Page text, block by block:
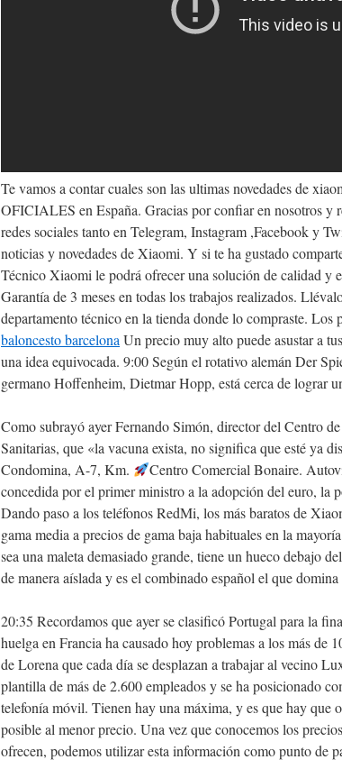
Te vamos a contar cuales son las ultimas novedades de
OFICIALES en España. Gracias por confiar en nosotros y
redes sociales tanto en Telegram, Instagram ,Facebook y
noticias y novedades de Xiaomi. Y si te ha gustado
Técnico Xiaomi le podrá ofrecer una solución de calidad y
Garantía de 3 meses en todas los trabajos realizados.
departamento técnico en la tienda donde lo compraste.
baloncesto barcelona Un precio muy alto puede asustar a
una idea equivocada. 9:00 Según el rotativo alemán Der
germano Hoffenheim, Dietmar Hopp, está cerca de lograr
Como subrayó ayer Fernando Simón, director del Centro
Sanitarias, que «la vacuna exista, no significa que esté ya
Condomina, A-7, Km.
Centro Comercial Bonaire.
concedida por el primer ministro a la adopción del euro, la
Dando paso a los teléfonos RedMi, los más baratos de
gama media a precios de gama baja habituales en la
sea una maleta demasiado grande, tiene un hueco debajo
de manera aíslada y es el combinado español el que
20:35 Recordamos que ayer se clasificó Portugal para la
huelga en Francia ha causado hoy problemas a los más de
de Lorena que cada día se desplazan a trabajar al vecino
plantilla de más de 2.600 empleados y se ha posicionado
telefonía móvil. Tienen hay una máxima, y es que hay que
posible al menor precio. Una vez que conocemos los
ofrecen, podemos utilizar esta información como punto de